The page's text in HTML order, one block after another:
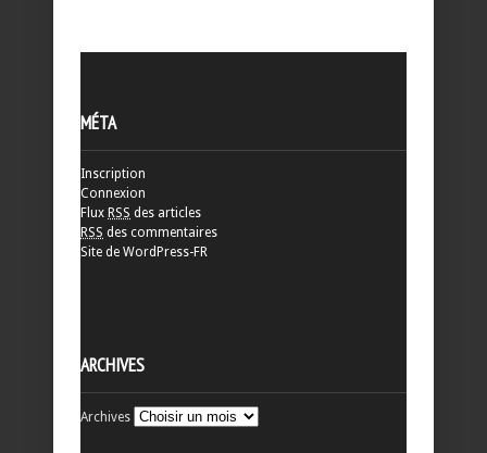
MÉTA
Inscription
Connexion
Flux RSS des articles
RSS des commentaires
Site de WordPress-FR
ARCHIVES
Archives